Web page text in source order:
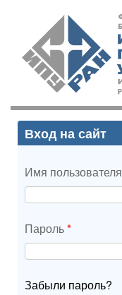
ИПУ
РАН
Вход на сайт
Имя пользователя
Пароль*
Забыли пароль?